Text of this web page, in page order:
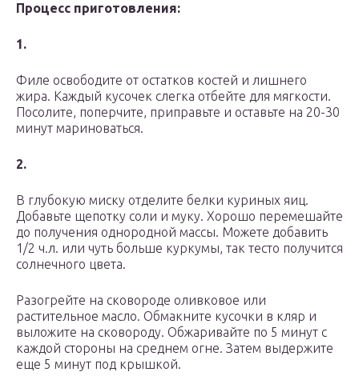
Процесс приготовления:
1.
Филе освободите от остатков костей и лишнего
жира. Каждый кусочек слегка отбейте для мягкости.
Посолите, поперчите, приправьте и оставьте на 20-30
минут мариноваться.
2.
В глубокую миску отделите белки куриных яиц.
Добавьте щепотку соли и муку. Хорошо перемешайте
до получения однородной массы. Можете добавить
1/2 ч.л. или чуть больше куркумы, так тесто получится
солнечного цвета.
Разогрейте на сковороде оливковое или
растительное масло. Обмакните кусочки в кляр и
выложите на сковороду. Обжаривайте по 5 минут с
каждой стороны на среднем огне. Затем выдержите
еще 5 минут под крышкой.